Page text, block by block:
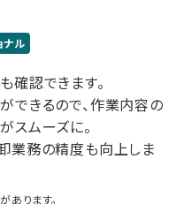
ナル
確認できます。
できるので、作業内容の
スムーズに。
業務の精度も向上しま
あります。